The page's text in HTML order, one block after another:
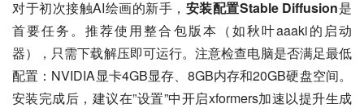
对于初次接触AI绘画的新手， 安装配置Stable Diffusion是
首要任务。推荐使用整合包版本（如秋叶aaaki的启动
器），只需下载解压即可运行。注意检查电脑是否满足最低
配置：NVIDIA显卡4GB显存、8GB内存和20GB硬盘空间。
安装完成后，建议在”设置”中开启xformers加速以提升生成